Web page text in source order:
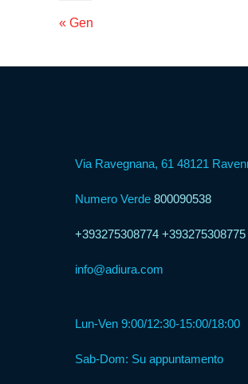
« Gen
Via Ravegnana, 61 48121
Numero Verde 800090538
+393275308774 +393275308775
info@adiura.com
Lun-Ven 9:00/12:30-15:00/18:00
Sab-Dom: Su appuntamento